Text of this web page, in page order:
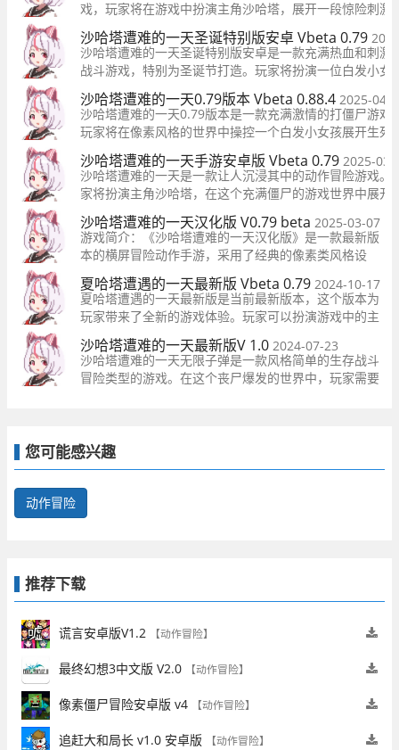
戏，玩家将在游戏中扮演主角沙哈塔，展开一段惊险刺激
险征程。游戏以其独特的画面风格和丰富多样的玩法为玩
来无尽的乐趣。
沙哈塔遭难的一天圣诞特别版安卓 Vbeta 0.79
沙哈塔遭难的一天圣诞特别版安卓是一款充满热血和刺激
战斗游戏，特别为圣诞节打造。玩家将扮演一位白发小女
对无尽的僵尸军团展开激烈对抗。游戏拥有全新的场景和
色，让玩家沉浸在浓厚的圣诞氛围中。
沙哈塔遭难的一天0.79版本 Vbeta 0.88.4 2025-04-
沙哈塔遭难的一天0.79版本是一款充满激情的打僵尸游戏
玩家将在像素风格的世界中操控一个白发小女孩展开生死
战。游戏通过丰富的剧情引导，玩家逐步揭开隐藏在背后
故事。
沙哈塔遭难的一天手游安卓版 Vbeta 0.79 2025-03-
沙哈塔遭难的一天是一款让人沉浸其中的动作冒险游戏。
家将扮演主角沙哈塔，在这个充满僵尸的游戏世界中展开
斗冒险之旅。通过挑战各种刺激的僵尸任务，解锁丰富的
戏剧情，体验战斗冒险的乐趣。
沙哈塔遭难的一天汉化版 V0.79 beta 2025-03-07
游戏简介：《沙哈塔遭难的一天汉化版》是一款最新版
本的横屏冒险动作手游，采用了经典的像素类风格设
计，让玩家扮演一名战士在校园中消灭不断靠近的敌
人，体验刺激的打斗场面。
夏哈塔遭遇的一天最新版 Vbeta 0.79 2024-10-17
夏哈塔遭遇的一天最新版是当前最新版本，这个版本为
玩家带来了全新的游戏体验。玩家可以扮演游戏中的主
角，探索神秘的世界，寻找通往胜利的道路。
沙哈塔遭难的一天最新版V 1.0 2024-07-23
沙哈塔遭难的一天无限子弹是一款风格简单的生存战斗
冒险类型的游戏。在这个丧尸爆发的世界中，玩家需要
您可能感兴趣
动作冒险
推荐下载
谎言安卓版V1.2 【动作冒险】
最终幻想3中文版 V2.0 【动作冒险】
像素僵尸冒险安卓版 v4 【动作冒险】
追赶大和局长 v1.0 安卓版 【动作冒险】